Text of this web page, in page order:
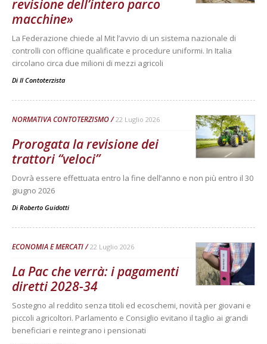
revisione dell’intero parco
macchine»
La Federazione chiede al Mit l’avvio di un sistema nazionale di
controlli con officine qualificate e procedure uniformi. In Italia
circolano circa due milioni di mezzi agricoli
Di Il Contoterzista
NORMATIVA CONTOTERZISMO 22 Luglio 2026
Prorogata la revisione dei
trattori “veloci”
Dovrà essere effettuata entro la fine dell’anno e non più entro il 30
giugno 2026
Di Roberto Guidotti
ECONOMIA E MERCATI 22 Luglio 2026
La Pac che verrà: i pagamenti
diretti 2028-34
Sostegno al reddito senza titoli ed ecoschemi, novità per giovani e
piccoli agricoltori. Parlamento e Consiglio evitano il taglio ai grandi
beneficiari e reintegrano i pensionati